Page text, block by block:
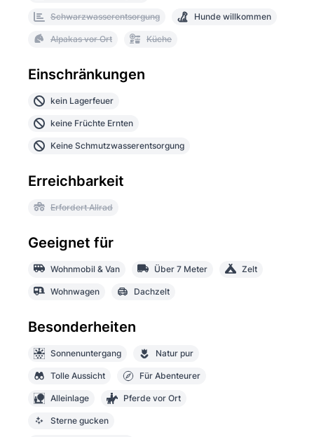
Schwarzwasserentsorgung Hunde willkommen
Alpakas vor Ort Küche
Einschränkungen
kein Lagerfeuer
keine Früchte Ernten
Keine Schmutzwasserentsorgung
Erreichbarkeit
Erfordert Allrad
Geeignet für
Wohnmobil & Van Über 7 Meter Zelt
Wohnwagen Dachzelt
Besonderheiten
Sonnenuntergang Natur pur
Tolle Aussicht Für Abenteurer
Alleinlage Pferde vor Ort
Sterne gucken